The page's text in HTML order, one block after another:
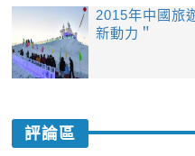
2015年中國旅
新動力＂
評論區